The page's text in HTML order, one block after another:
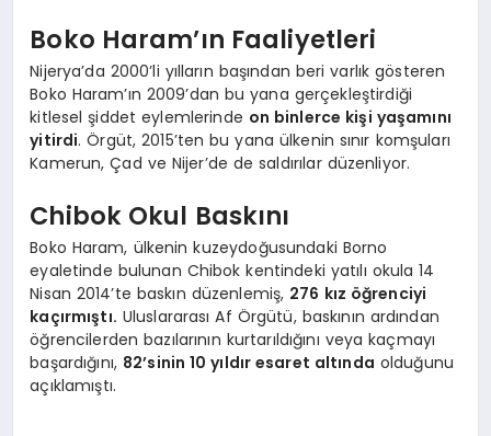
Boko Haram’ın Faaliyetleri
Nijerya’da 2000’li yılların başından beri varlık gösteren
Boko Haram’ın 2009’dan bu yana gerçekleştirdiği
kitlesel şiddet eylemlerinde on binlerce kişi yaşamını
yitirdi. Örgüt, 2015’ten bu yana ülkenin sınır komşuları
Kamerun, Çad ve Nijer’de de saldırılar düzenliyor.
Chibok Okul Baskını
Boko Haram, ülkenin kuzeydoğusundaki Borno
eyaletinde bulunan Chibok kentindeki yatılı okula 14
Nisan 2014’te baskın düzenlemiş, 276 kız öğrenciyi
kaçırmıştı. Uluslararası Af Örgütü, baskının ardından
öğrencilerden bazılarının kurtarıldığını veya kaçmayı
başardığını, 82’sinin 10 yıldır esaret altında olduğunu
açıklamıştı.